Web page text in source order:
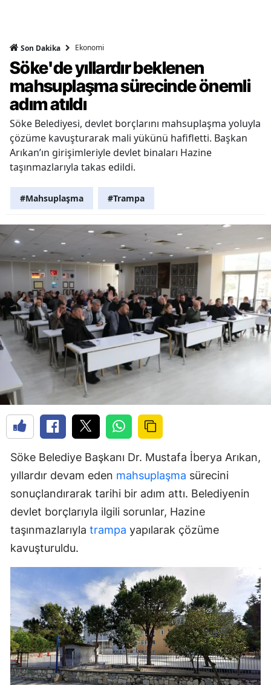
Son Dakika Ekonomi
Söke'de yıllardır beklenen
mahsuplaşma sürecinde önemli
adım atıldı
Söke Belediyesi, devlet borçlarını mahsuplaşma yoluyla
çözüme kavuşturarak mali yükünü hafifletti. Başkan
Arıkan’ın girişimleriyle devlet binaları Hazine
taşınmazlarıyla takas edildi.
#Mahsuplaşma #Trampa
Söke Belediye Başkanı Dr. Mustafa İberya Arıkan,
yıllardır devam eden mahsuplaşma sürecini
sonuçlandırarak tarihi bir adım attı. Belediyenin
devlet borçlarıyla ilgili sorunlar, Hazine
taşınmazlarıyla trampa yapılarak çözüme
kavuşturuldu.